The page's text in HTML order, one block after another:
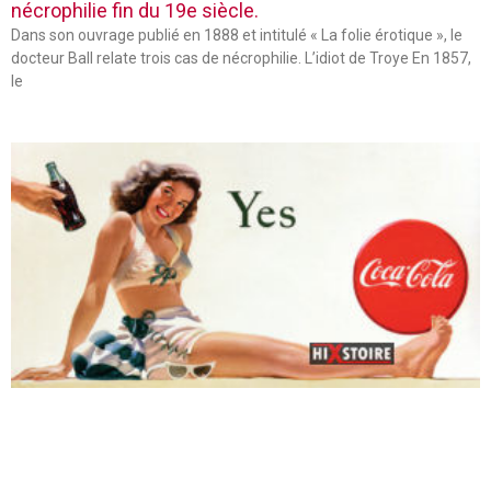
nécrophilie fin du 19e siècle.
Dans son ouvrage publié en 1888 et intitulé « La folie érotique », le
docteur Ball relate trois cas de nécrophilie. L’idiot de Troye En 1857,
le